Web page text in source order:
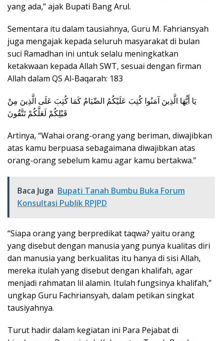
yang ada,” ajak Bupati Bang Arul.
Sementara itu dalam tausiahnya, Guru M. Fahriansyah
juga mengajak kepada seluruh masyarakat di bulan
suci Ramadhan ini untuk selalu meningkatkan
ketakwaan kepada Allah SWT, sesuai dengan firman
Allah dalam QS Al-Baqarah: 183
يَا أَيُّهَا الَّذِينَ آمَنُوا كُتِبَ عَلَيْكُمُ الصِّيَامُ كَمَا كُتِبَ عَلَى الَّذِينَ مِنْ
قَبْلِكُمْ لَعَلَّكُمْ تَتَّقُونَ
Artinya, “Wahai orang-orang yang beriman, diwajibkan
atas kamu berpuasa sebagaimana diwajibkan atas
orang-orang sebelum kamu agar kamu bertakwa.”
Baca Juga Bupati Tanah Bumbu Buka Forum
Konsultasi Publik RPJPD
“Siapa orang yang berpredikat taqwa? yaitu orang
yang disebut dengan manusia yang punya kualitas diri
dan manusia yang berkualitas itu hanya di sisi Allah,
mereka itulah yang disebut dengan khalifah, agar
menjadi rahmatan lil alamin. Itulah fungsinya khalifah,”
ungkap Guru Fachriansyah, dalam petikan singkat
tausiyahnya.
Turut hadir dalam kegiatan ini Para Pejabat di